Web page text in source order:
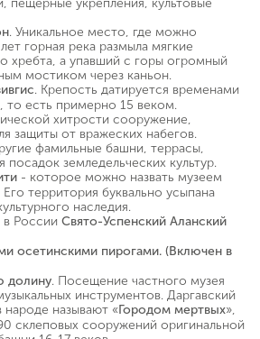
. Уникальное место, где можно
горная река размыла мягкие
хребта, а упавший с горы огромный
мостиком через каньон.
. Крепость датируется временами
то есть примерно 15 веком.
хитрости сооружение,
защиты от вражеских набегов.
фамильные башни, террасы,
посадок земледельческих культур.
- которое можно назвать музеем
территория буквально усыпана
наследия.
России Свято-Успенский Аланский
осетинскими пирогами. (Включен в
долину. Посещение частного музея
инструментов. Даргавский
называют «Городом мертвых»,
склеповых сооружений оригинальной